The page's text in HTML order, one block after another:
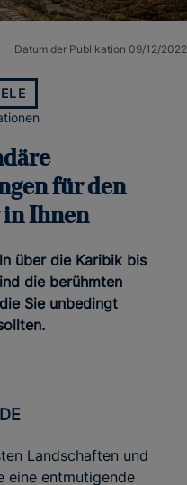
Datum der Publikation 09/12/2022
für den
in Ihnen
über die Karibik bis
die berühmten
Sie unbedingt
Landschaften und
eine entmutigende